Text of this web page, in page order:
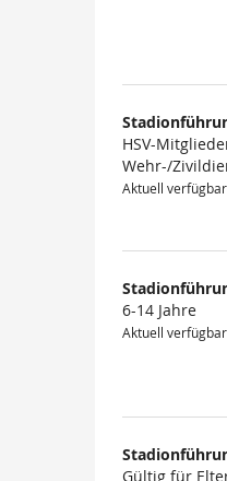
HSV-
Wehr-/
Aktuell
6-14 Jahre
Aktuell
Gültig für